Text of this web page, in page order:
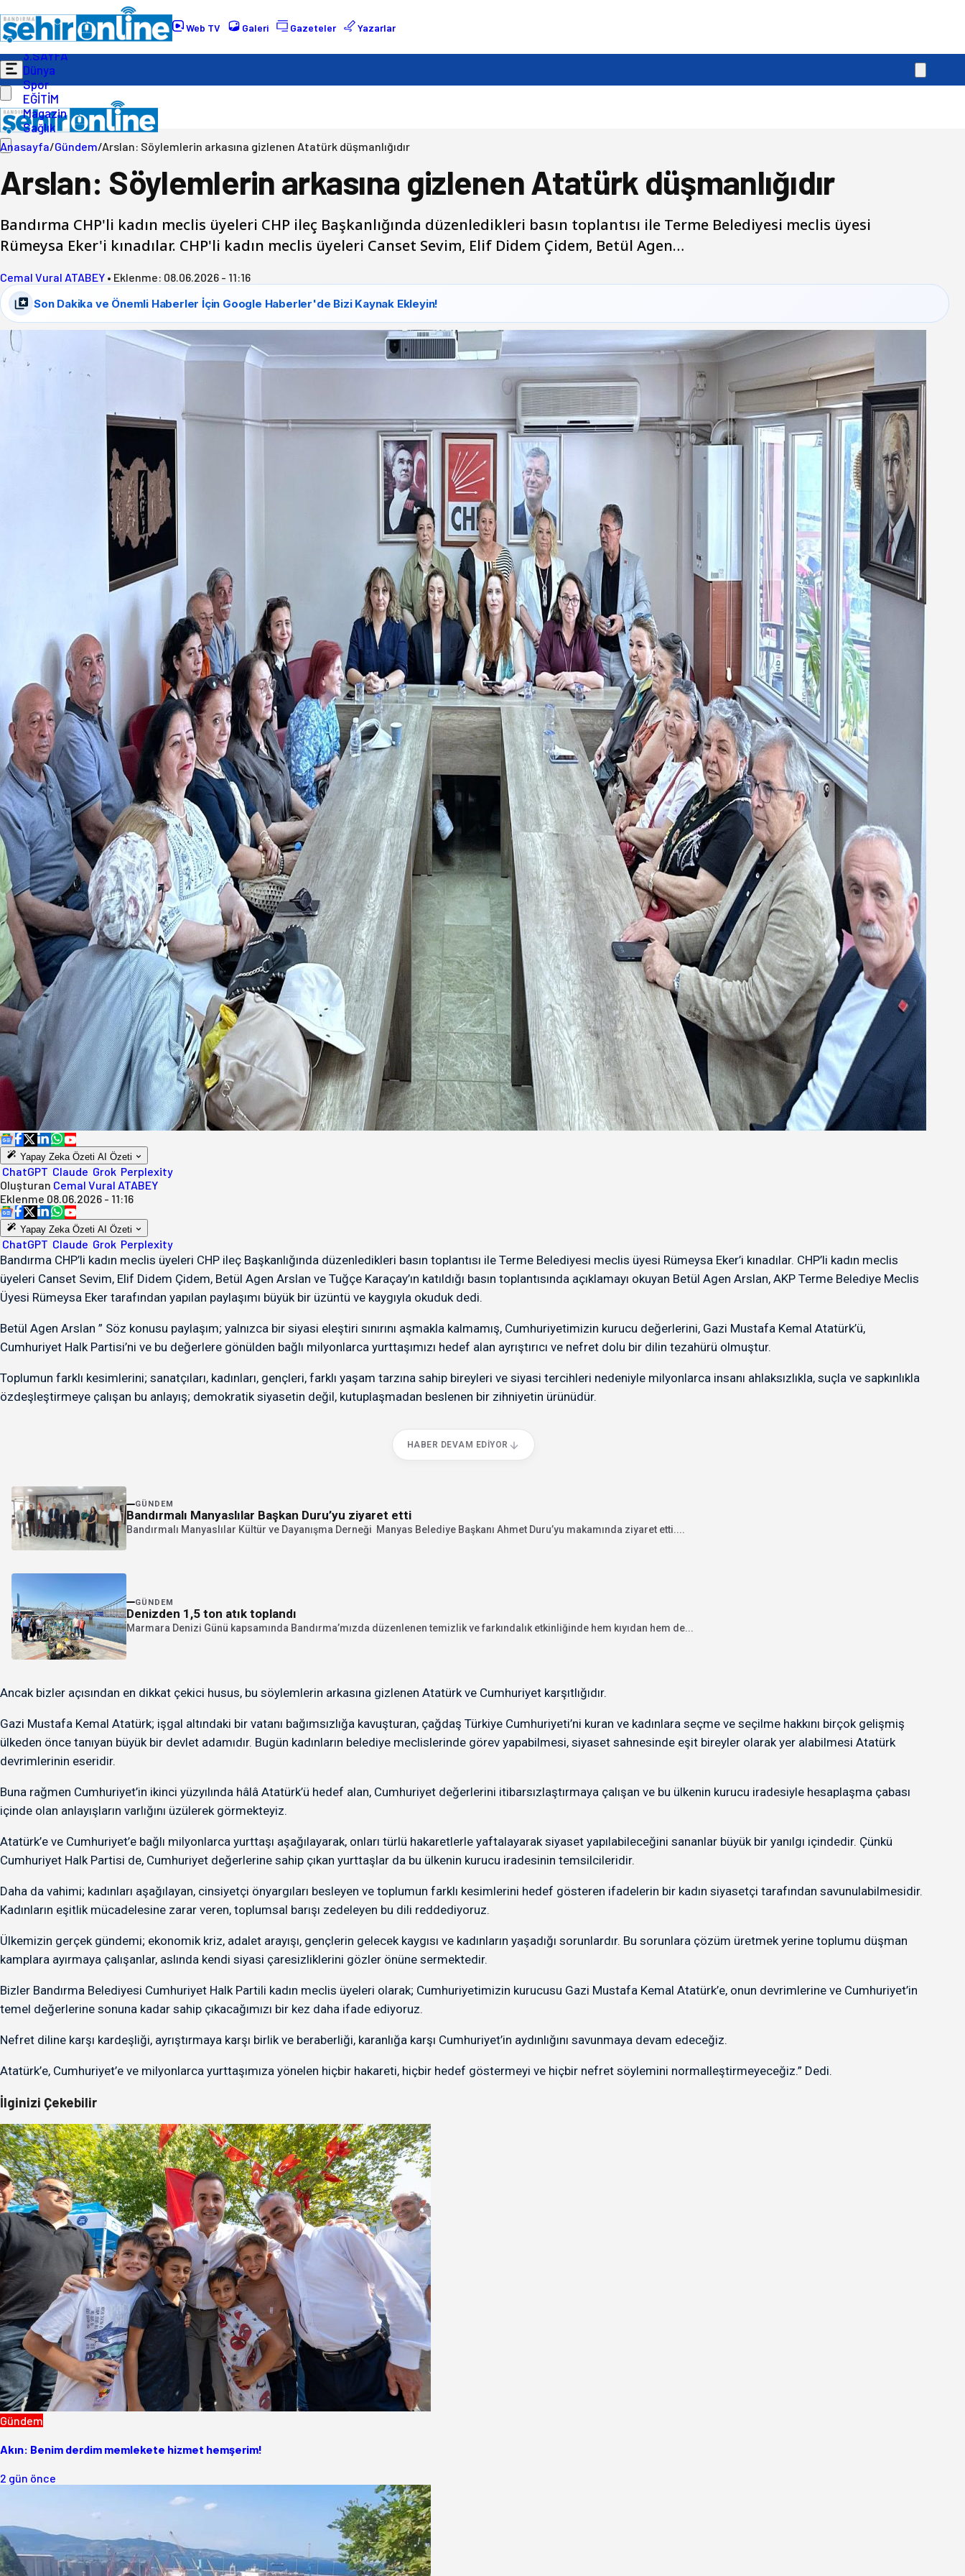
Web TV Galeri Gazeteler Yazarlar
Gündem
Ekonomi
Politika
3.SAYFA
Dünya
Spor
EĞİTİM
Magazin
Sağlık
Anasayfa/Gündem/Arslan: Söylemlerin arkasına gizlenen Atatürk düşmanlığıdır
Arslan: Söylemlerin arkasına gizlenen Atatürk düşmanlığıdır
Bandırma CHP'li kadın meclis üyeleri CHP ileç Başkanlığında düzenledikleri basın toplantısı ile Terme Belediyesi meclis üyesi
Rümeysa Eker'i kınadılar. CHP'li kadın meclis üyeleri Canset Sevim, Elif Didem Çidem, Betül Agen…
Cemal Vural ATABEY • Eklenme: 08.06.2026 - 11:16
Son Dakika ve Önemli Haberler İçin Google Haberler'de Bizi Kaynak Ekleyin!
Yapay Zeka Özeti AI Özeti
ChatGPT Claude Grok Perplexity
Oluşturan Cemal Vural ATABEY
Eklenme 08.06.2026 - 11:16
Yapay Zeka Özeti AI Özeti
ChatGPT Claude Grok Perplexity
Bandırma CHP’li kadın meclis üyeleri CHP ileç Başkanlığında düzenledikleri basın toplantısı ile Terme Belediyesi meclis üyesi Rümeysa Eker’i kınadılar. CHP’li kadın meclis
üyeleri Canset Sevim, Elif Didem Çidem, Betül Agen Arslan ve Tuğçe Karaçay’ın katıldığı basın toplantısında açıklamayı okuyan Betül Agen Arslan, AKP Terme Belediye Meclis
Üyesi Rümeysa Eker tarafından yapılan paylaşımı büyük bir üzüntü ve kaygıyla okuduk dedi.
Betül Agen Arslan ” Söz konusu paylaşım; yalnızca bir siyasi eleştiri sınırını aşmakla kalmamış, Cumhuriyetimizin kurucu değerlerini, Gazi Mustafa Kemal Atatürk’ü,
Cumhuriyet Halk Partisi’ni ve bu değerlere gönülden bağlı milyonlarca yurttaşımızı hedef alan ayrıştırıcı ve nefret dolu bir dilin tezahürü olmuştur.
Toplumun farklı kesimlerini; sanatçıları, kadınları, gençleri, farklı yaşam tarzına sahip bireyleri ve siyasi tercihleri nedeniyle milyonlarca insanı ahlaksızlıkla, suçla ve sapkınlıkla
özdeşleştirmeye çalışan bu anlayış; demokratik siyasetin değil, kutuplaşmadan beslenen bir zihniyetin ürünüdür.
HABER DEVAM EDIYOR
GÜNDEM
Bandırmalı Manyaslılar Başkan Duru’yu ziyaret etti
Bandırmalı Manyaslılar Kültür ve Dayanışma Derneği Manyas Belediye Başkanı Ahmet Duru’yu makamında ziyaret etti....
GÜNDEM
Denizden 1,5 ton atık toplandı
Marmara Denizi Günü kapsamında Bandırma’mızda düzenlenen temizlik ve farkındalık etkinliğinde hem kıyıdan hem de...
Ancak bizler açısından en dikkat çekici husus, bu söylemlerin arkasına gizlenen Atatürk ve Cumhuriyet karşıtlığıdır.
Gazi Mustafa Kemal Atatürk; işgal altındaki bir vatanı bağımsızlığa kavuşturan, çağdaş Türkiye Cumhuriyeti’ni kuran ve kadınlara seçme ve seçilme hakkını birçok gelişmiş
ülkeden önce tanıyan büyük bir devlet adamıdır. Bugün kadınların belediye meclislerinde görev yapabilmesi, siyaset sahnesinde eşit bireyler olarak yer alabilmesi Atatürk
devrimlerinin eseridir.
Buna rağmen Cumhuriyet’in ikinci yüzyılında hâlâ Atatürk’ü hedef alan, Cumhuriyet değerlerini itibarsızlaştırmaya çalışan ve bu ülkenin kurucu iradesiyle hesaplaşma çabası
içinde olan anlayışların varlığını üzülerek görmekteyiz.
Atatürk’e ve Cumhuriyet’e bağlı milyonlarca yurttaşı aşağılayarak, onları türlü hakaretlerle yaftalayarak siyaset yapılabileceğini sananlar büyük bir yanılgı içindedir. Çünkü
Cumhuriyet Halk Partisi de, Cumhuriyet değerlerine sahip çıkan yurttaşlar da bu ülkenin kurucu iradesinin temsilcileridir.
Daha da vahimi; kadınları aşağılayan, cinsiyetçi önyargıları besleyen ve toplumun farklı kesimlerini hedef gösteren ifadelerin bir kadın siyasetçi tarafından savunulabilmesidir.
Kadınların eşitlik mücadelesine zarar veren, toplumsal barışı zedeleyen bu dili reddediyoruz.
Ülkemizin gerçek gündemi; ekonomik kriz, adalet arayışı, gençlerin gelecek kaygısı ve kadınların yaşadığı sorunlardır. Bu sorunlara çözüm üretmek yerine toplumu düşman
kamplara ayırmaya çalışanlar, aslında kendi siyasi çaresizliklerini gözler önüne sermektedir.
Bizler Bandırma Belediyesi Cumhuriyet Halk Partili kadın meclis üyeleri olarak; Cumhuriyetimizin kurucusu Gazi Mustafa Kemal Atatürk’e, onun devrimlerine ve Cumhuriyet’in
temel değerlerine sonuna kadar sahip çıkacağımızı bir kez daha ifade ediyoruz.
Nefret diline karşı kardeşliği, ayrıştırmaya karşı birlik ve beraberliği, karanlığa karşı Cumhuriyet’in aydınlığını savunmaya devam edeceğiz.
Atatürk’e, Cumhuriyet’e ve milyonlarca yurttaşımıza yönelen hiçbir hakareti, hiçbir hedef göstermeyi ve hiçbir nefret söylemini normalleştirmeyeceğiz.” Dedi.
İlginizi Çekebilir
Gündem
Akın: Benim derdim memlekete hizmet hemşerim!
2 gün önce